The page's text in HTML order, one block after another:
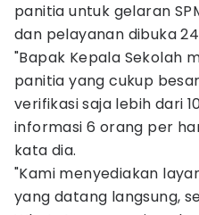
panitia untuk gelaran
dan pelayanan dibuka
"Bapak Kepala Sekolah
panitia yang cukup
verifikasi saja lebih dari
informasi 6 orang per
kata dia.
"Kami menyediakan
yang datang langsung,